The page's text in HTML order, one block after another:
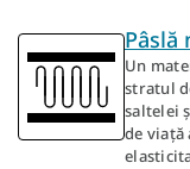
Pâslă
Un
stratul
saltelei
de viață